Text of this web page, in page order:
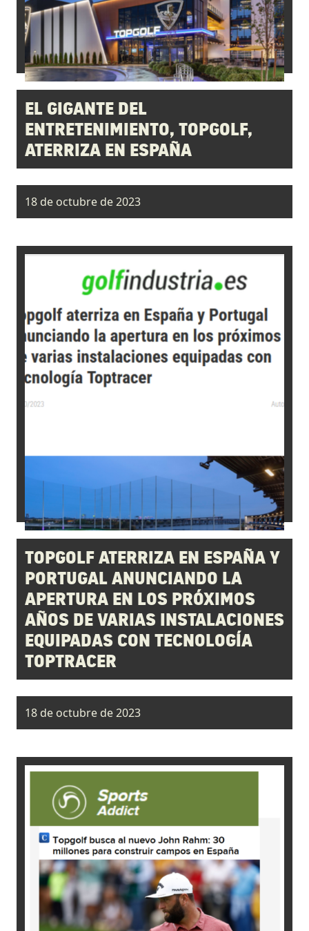
EL GIGANTE DEL
ENTRETENIMIENTO, TOPGOLF,
ATERRIZA EN ESPAÑA
18 de octubre de 2023
TOPGOLF ATERRIZA EN ESPAÑA Y
PORTUGAL ANUNCIANDO LA
APERTURA EN LOS PRÓXIMOS
AÑOS DE VARIAS INSTALACIONES
EQUIPADAS CON TECNOLOGÍA
TOPTRACER
18 de octubre de 2023